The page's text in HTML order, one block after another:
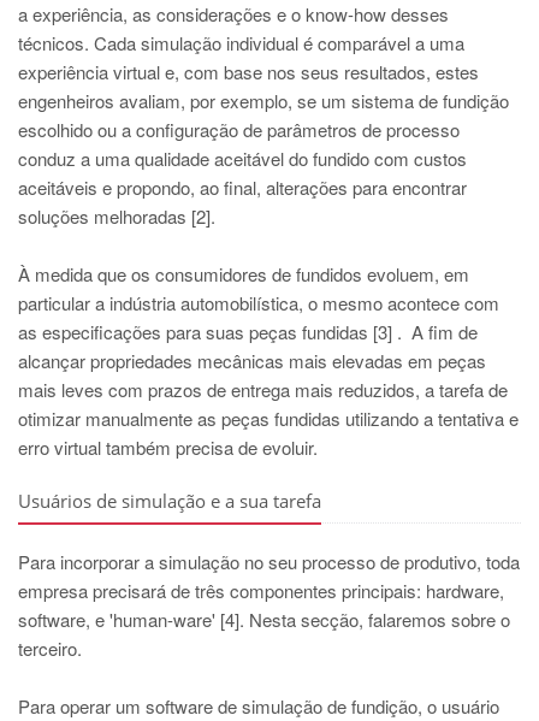
a experiência, as considerações e o know-how desses
técnicos. Cada simulação individual é comparável a uma
experiência virtual e, com base nos seus resultados, estes
engenheiros avaliam, por exemplo, se um sistema de fundição
escolhido ou a configuração de parâmetros de processo
conduz a uma qualidade aceitável do fundido com custos
aceitáveis e propondo, ao final, alterações para encontrar
soluções melhoradas [2].
À medida que os consumidores de fundidos evoluem, em
particular a indústria automobilística, o mesmo acontece com
as especificações para suas peças fundidas [3] . A fim de
alcançar propriedades mecânicas mais elevadas em peças
mais leves com prazos de entrega mais reduzidos, a tarefa de
otimizar manualmente as peças fundidas utilizando a tentativa e
erro virtual também precisa de evoluir.
Usuários de simulação e a sua tarefa
Para incorporar a simulação no seu processo de produtivo, toda
empresa precisará de três componentes principais: hardware,
software, e 'human-ware' [4]. Nesta secção, falaremos sobre o
terceiro.
Para operar um software de simulação de fundição, o usuário